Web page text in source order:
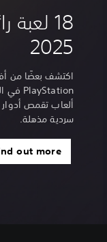
18 لعبة
2025
اكتشف بعضًا من
ألعاب تقمص أدوار
سردية مذهلة.
out more